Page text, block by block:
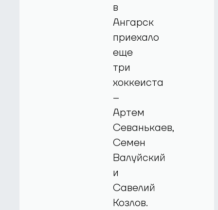
в
Ангарск
приехало
еще
три
хоккеиста
–
Артем
Севанькаев,
Семен
Валуйский
и
Савелий
Козлов.